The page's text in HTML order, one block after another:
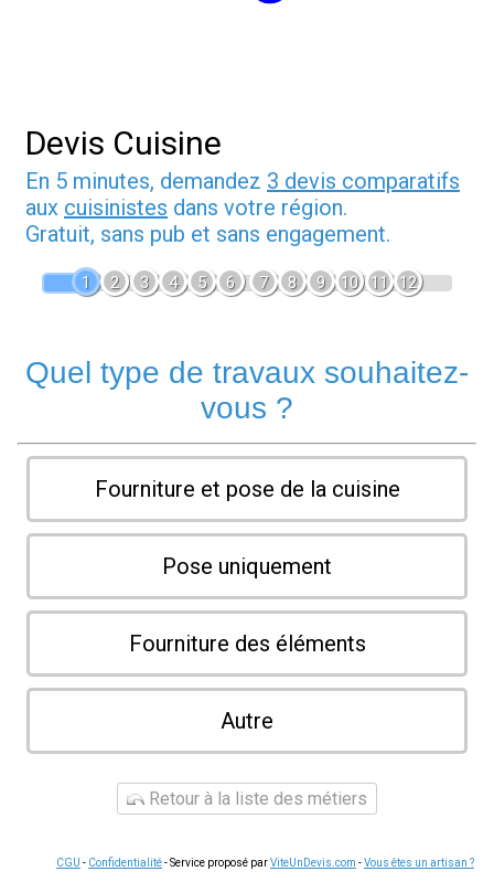
Devis Cuisine
En 5 minutes, demandez 3 devis comparatifs
aux cuisinistes dans votre région.
Gratuit, sans pub et sans engagement.
1 2 3 4 5 6 7 8 9 10 11 12
Quel type de travaux souhaitez-
vous ?
Fourniture et pose de la cuisine
Pose uniquement
Fourniture des éléments
Autre
Retour à la liste des métiers
CGU - Confidentialité- Service proposé parViteUnDevis.com -Vous êtes un artisan ?